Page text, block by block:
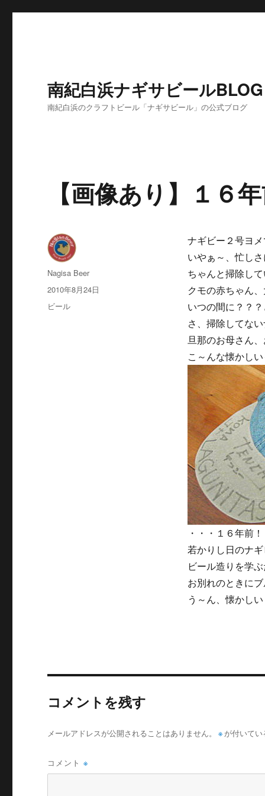
南紀白浜ナギサビールBLOG
南紀白浜のクラフトビール「ナギサビール」の公式ブログ
【画像あり】１６
ナギビー２号ヨメ
いやぁ～、忙し
ちゃんと掃除し
クモの赤ちゃん
いつの間に？？
さ、掃除してな
旦那のお母さん
こ～んな懐かし
・・・１６年前！
若かりし日のナ
ビール造りを学
お別れのときに
う～ん、懐かし
投
稿
Nagisa Beer
投
稿
日:
2010年8月24日
カ
ビール
コメントを残す
メールアドレスが公開されることはありません。 ※ が付いて
コメント※